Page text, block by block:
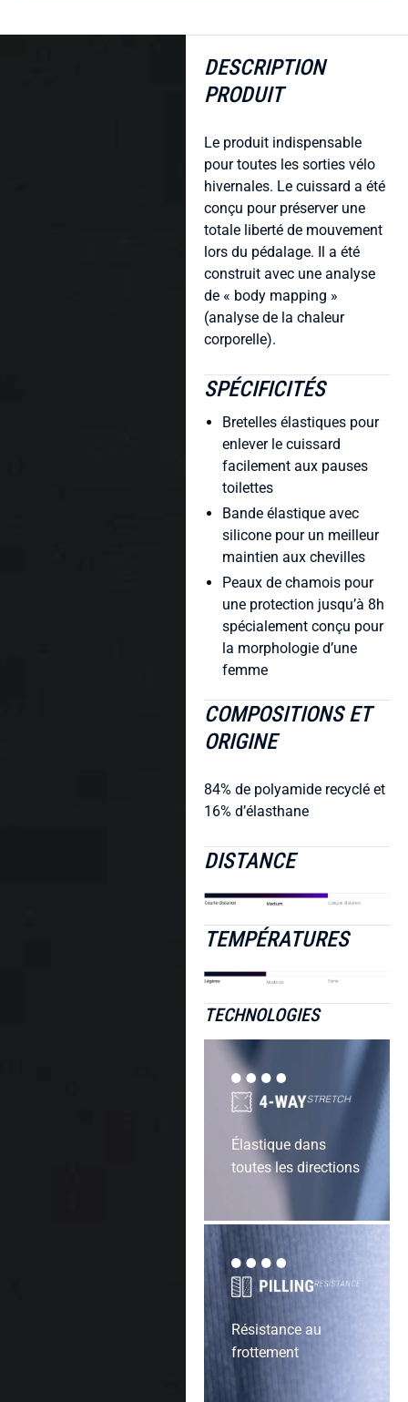
DESCRIPTION
PRODUIT
Le produit indispensable
pour toutes les sorties vélo
hivernales. Le cuissard a été
conçu pour préserver une
totale liberté de mouvement
lors du pédalage. Il a été
construit avec une analyse
de « body mapping »
(analyse de la chaleur
corporelle).
SPÉCIFICITÉS
Bretelles élastiques pour
enlever le cuissard
facilement aux pauses
toilettes
Bande élastique avec
silicone pour un meilleur
maintien aux chevilles
Peaux de chamois pour
une protection jusqu’à 8h
spécialement conçu pour
la morphologie d’une
femme
COMPOSITIONS ET
ORIGINE
84% de polyamide recyclé et
16% d’élasthane
DISTANCE
TEMPÉRATURES
TECHNOLOGIES
Élastique dans
toutes les directions
Résistance au
frottement